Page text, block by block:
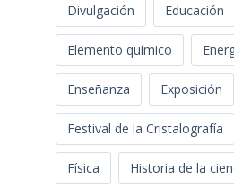
Divulgación Educación
Elemento químico
Enseñanza Exposición
Festival de la Cristalografía
Física Historia de la